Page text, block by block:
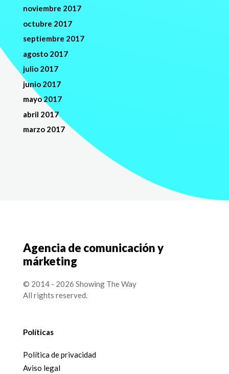
noviembre 2017
octubre 2017
septiembre 2017
agosto 2017
julio 2017
junio 2017
mayo 2017
abril 2017
marzo 2017
Agencia de comunicación y
márketing
© 2014 - 2026 Showing The Way
All rights reserved.
Políticas
Política de privacidad
Aviso legal